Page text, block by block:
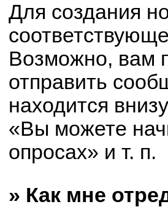
Для создания
Возможно, вам
отправить
находится
«Вы можете
опросах» и т. п.
» Как мне